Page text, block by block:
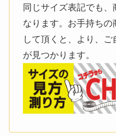
同じサイズ表記でも
なります。お手持ちの
して頂くと、より、
が見つかります。